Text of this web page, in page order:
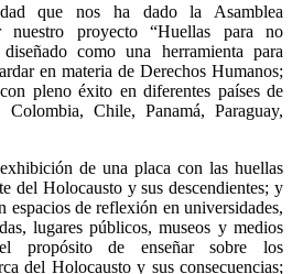
que nos ha dado la Asamblea
nuestro proyecto “Huellas para no
como una herramienta para
en materia de Derechos Humanos;
pleno éxito en diferentes países de
Chile, Panamá, Paraguay,
de una placa con las huellas
del Holocausto y sus descendientes; y
espacios de reflexión en universidades,
lugares públicos, museos y medios
propósito de enseñar sobre los
del Holocausto y sus consecuencias;